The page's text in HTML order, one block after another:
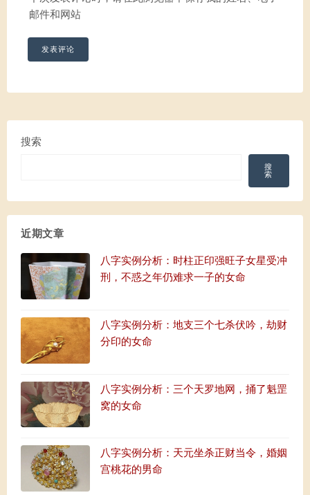
邮件和网站
搜索
搜
索
近期文章
八字实例分析：时柱正印强旺子女星受冲
刑，不惑之年仍难求一子的女命
八字实例分析：地支三个七杀伏吟，劫财
分印的女命
八字实例分析：三个天罗地网，捅了魁罡
窝的女命
八字实例分析：天元坐杀正财当令，婚姻
宫桃花的男命